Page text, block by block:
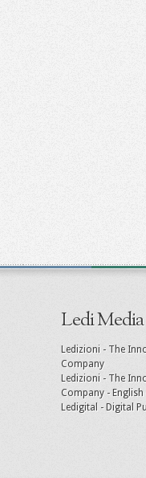
Ledi
Ledizioni - The
Company
Ledizioni - The
Company - English
Ledigital - Digital